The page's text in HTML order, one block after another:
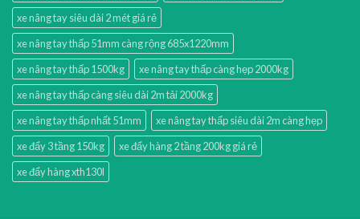
xe nâng tay siêu dài 2 mét giá rẻ
xe nâng tay thấp 51mm càng rộng 685x1220mm
xe nâng tay thấp 1500kg
xe nâng tay thấp càng hẹp 2000kg
xe nâng tay thấp càng siêu dài 2m tải 2000kg
xe nâng tay thấp nhất 51mm
xe nâng tay thấp siêu dài 2m càng hẹp
xe đẩy 3 tầng 150kg
xe đẩy hàng 2 tầng 200kg giá rẻ
xe đẩy hàng xth130l